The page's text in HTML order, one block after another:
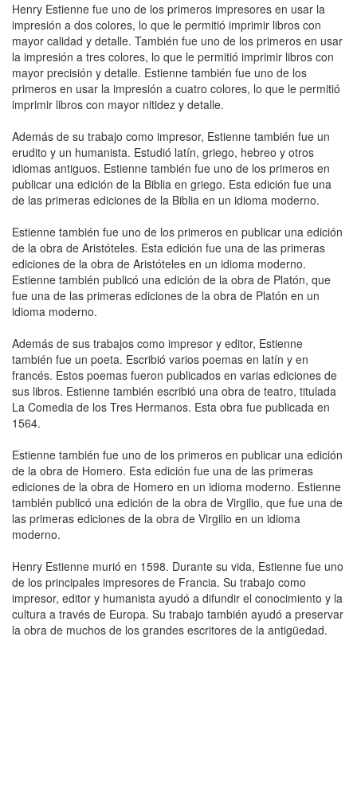
Henry Estienne fue uno de los primeros impresores en usar la
impresión a dos colores, lo que le permitió imprimir libros con
mayor calidad y detalle. También fue uno de los primeros en usar
la impresión a tres colores, lo que le permitió imprimir libros con
mayor precisión y detalle. Estienne también fue uno de los
primeros en usar la impresión a cuatro colores, lo que le permitió
imprimir libros con mayor nitidez y detalle.
Además de su trabajo como impresor, Estienne también fue un
erudito y un humanista. Estudió latín, griego, hebreo y otros
idiomas antiguos. Estienne también fue uno de los primeros en
publicar una edición de la Biblia en griego. Esta edición fue una
de las primeras ediciones de la Biblia en un idioma moderno.
Estienne también fue uno de los primeros en publicar una edición
de la obra de Aristóteles. Esta edición fue una de las primeras
ediciones de la obra de Aristóteles en un idioma moderno.
Estienne también publicó una edición de la obra de Platón, que
fue una de las primeras ediciones de la obra de Platón en un
idioma moderno.
Además de sus trabajos como impresor y editor, Estienne
también fue un poeta. Escribió varios poemas en latín y en
francés. Estos poemas fueron publicados en varias ediciones de
sus libros. Estienne también escribió una obra de teatro, titulada
La Comedia de los Tres Hermanos. Esta obra fue publicada en
1564.
Estienne también fue uno de los primeros en publicar una edición
de la obra de Homero. Esta edición fue una de las primeras
ediciones de la obra de Homero en un idioma moderno. Estienne
también publicó una edición de la obra de Virgilio, que fue una de
las primeras ediciones de la obra de Virgilio en un idioma
moderno.
Henry Estienne murió en 1598. Durante su vida, Estienne fue uno
de los principales impresores de Francia. Su trabajo como
impresor, editor y humanista ayudó a difundir el conocimiento y la
cultura a través de Europa. Su trabajo también ayudó a preservar
la obra de muchos de los grandes escritores de la antigüedad.